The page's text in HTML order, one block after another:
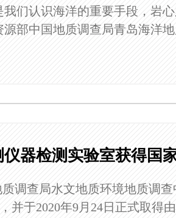
们认识海洋的重要手段，岩
部中国地质调查局青岛海洋
器检测实验室获得国
质调查局水文地质环境地质调
并于2020年9月24日正式取得